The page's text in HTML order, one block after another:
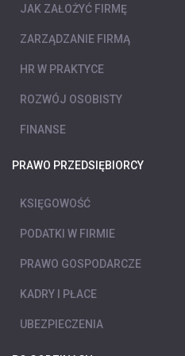
JAK ZAŁOŻYĆ FIRMĘ
ZARZĄDZANIE FIRMĄ
HR W PRAKTYCE
ROZWÓJ OSOBISTY
FINANSE
PRAWO PRZEDSIĘBIORCY
KSIĘGOWOŚĆ
PODATKI W FIRMIE
PRAWO GOSPODARCZE
KADRY I PŁACE
UBEZPIECZENIA